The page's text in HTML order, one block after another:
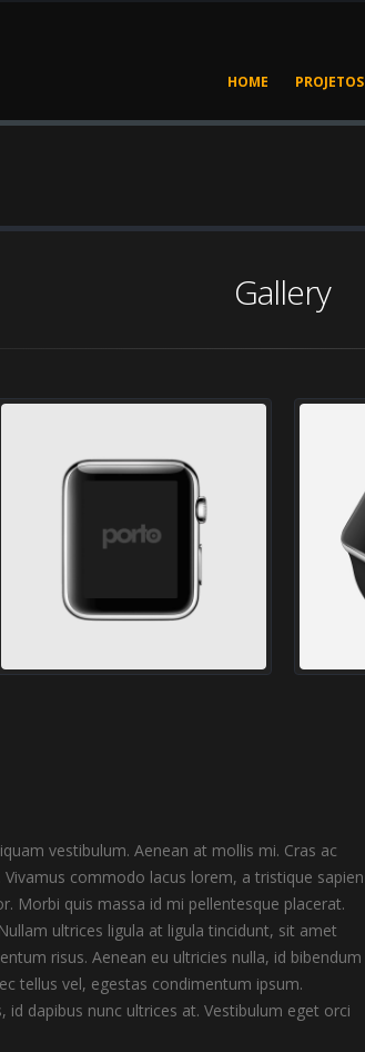
HOME PROJETOS
Gallery
vestibulum. Aenean at mollis mi. Cras ac
commodo lacus lorem, a tristique sapien
Morbi quis massa id mi pellentesque placerat.
ultrices ligula at ligula tincidunt, sit amet
risus. Aenean eu ultricies nulla, id bibendum
tellus vel, egestas condimentum ipsum.
dapibus nunc ultrices at. Vestibulum eget orci